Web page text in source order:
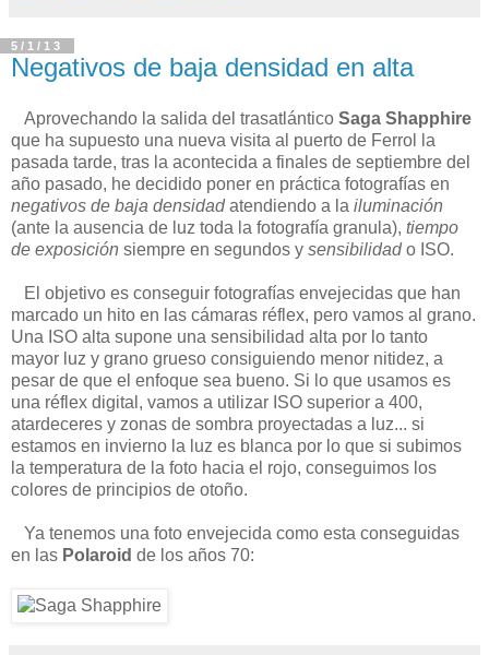
5/1/13
Negativos de baja densidad en alta
Aprovechando la salida del trasatlántico Saga Shapphire
que ha supuesto una nueva visita al puerto de Ferrol la
pasada tarde, tras la acontecida a finales de septiembre del
año pasado, he decidido poner en práctica fotografías en
negativos de baja densidad atendiendo a la iluminación
(ante la ausencia de luz toda la fotografía granula), tiempo
de exposición siempre en segundos y sensibilidad o ISO.
El objetivo es conseguir fotografías envejecidas que han
marcado un hito en las cámaras réflex, pero vamos al grano.
Una ISO alta supone una sensibilidad alta por lo tanto
mayor luz y grano grueso consiguiendo menor nitidez, a
pesar de que el enfoque sea bueno. Si lo que usamos es
una réflex digital, vamos a utilizar ISO superior a 400,
atardeceres y zonas de sombra proyectadas a luz... si
estamos en invierno la luz es blanca por lo que si subimos
la temperatura de la foto hacia el rojo, conseguimos los
colores de principios de otoño.
Ya tenemos una foto envejecida como esta conseguidas
en las Polaroid de los años 70: